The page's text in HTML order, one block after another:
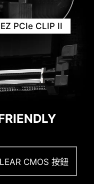
EZ PCIe CLIP II
CMOS 按鈕
接頭，將幫浦系
色，PCIe 8-pin 接
腳接頭指定為白
利用戶更有效地管